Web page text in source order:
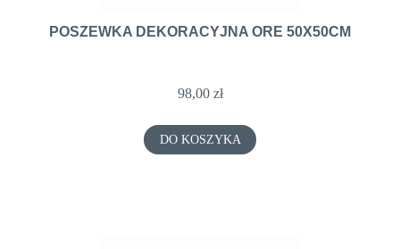
POSZEWKA DEKORACYJNA ORE 50X50CM
98,00 zł
DO KOSZYKA